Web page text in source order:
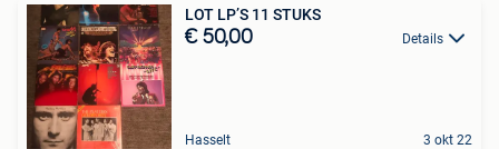
LOT LP’S 11 STUKS
€ 50,00 Details
Hasselt 3 okt 22